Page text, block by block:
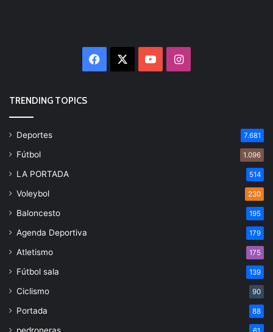
Facebook YouTubeInstagram
TRENDING TOPICS
Deportes 7.681
Fútbol 1.096
LA PORTADA 514
Voleybol 230
Baloncesto 195
Agenda Deportiva 179
Atletismo 175
Fútbol sala 139
Ciclismo 90
Portada 88